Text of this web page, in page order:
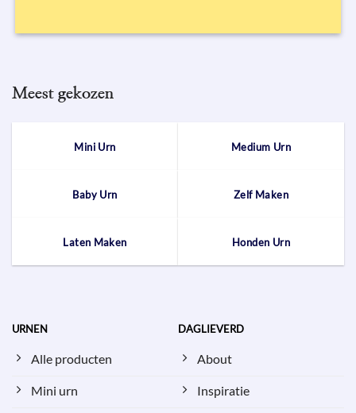
Meest gekozen
Mini Urn Medium Urn
Baby Urn Zelf Maken
Laten Maken Honden Urn
URNEN
Alle producten
Mini urn
DAGLIEVERD
About
Inspiratie